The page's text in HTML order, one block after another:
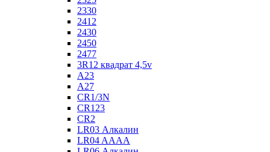
2330
2412
2430
2450
2477
3R12 квадрат 4,5v
A23
A27
CR1/3N
CR123
CR2
LR03 Алкалин
LR04 AAAA